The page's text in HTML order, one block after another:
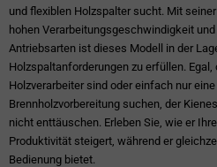
und flexiblen Holzspalter sucht. Mit
hohen Verarbeitungsgeschwindigkeit
Antriebsarten ist dieses Modell in der
Holzspaltanforderungen zu erfüllen.
Holzverarbeiter sind oder einfach nur
Brennholzvorbereitung suchen, der
nicht enttäuschen. Erleben Sie, wie er
Produktivität steigert, während er
Bedienung bietet.